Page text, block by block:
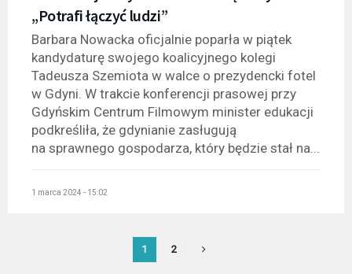
„Potrafi łączyć ludzi”
Barbara Nowacka oficjalnie poparła w piątek
kandydaturę swojego koalicyjnego kolegi
Tadeusza Szemiota w walce o prezydencki fotel
w Gdyni. W trakcie konferencji prasowej przy
Gdyńskim Centrum Filmowym minister edukacji
podkreśliła, że gdynianie zasługują
na sprawnego gospodarza, który będzie stał na...
1 marca 2024 - 15:02
1 2